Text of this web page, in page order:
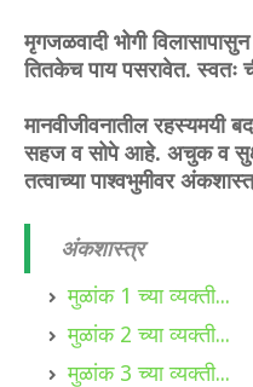
मृगजळवादी भोगी
तितकेच पाय पसरावेत. स्वतः
मानवीजीवनातील
सहज व सोपे आहे. अचुक व सुक्ष्म
तत्वाच्या पाश्वभुमीवर
अंकशास्त्र
मुळांक 1 च्या व्यक्ती...
मुळांक 2 च्या व्यक्ती...
मुळांक 3 च्या व्यक्ती...